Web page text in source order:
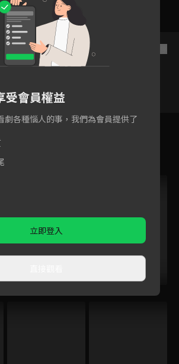
3 4 5
受會員權益
劇各種惱人的事，我們為會員提供了
立即登入